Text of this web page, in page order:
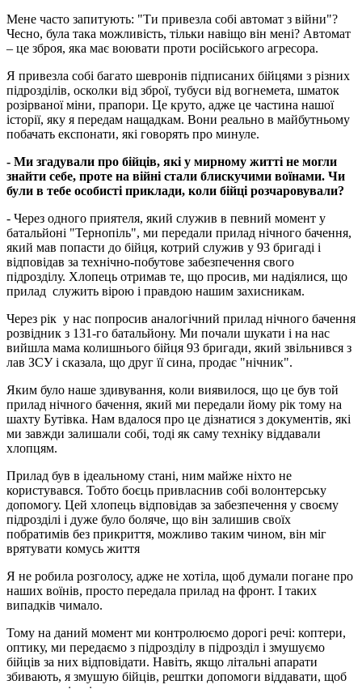
Мене часто запитують: "Ти привезла собі автомат з війни"?
Чесно, була така можливість, тільки навіщо він мені? Автомат
– це зброя, яка має воювати проти російського агресора.
Я привезла собі багато шевронів підписаних бійцями з різних
підрозділів, осколки від зброї, тубуси від вогнемета, шматок
розірваної міни, прапори. Це круто, адже це частина нашої
історії, яку я передам нащадкам. Вони реально в майбутньому
побачать експонати, які говорять про минуле.
- Ми згадували про бійців, які у мирному житті не могли
знайти себе, проте на війні стали блискучими воїнами. Чи
були в тебе особисті приклади, коли бійці розчаровували?
- Через одного приятеля, який служив в певний момент у
батальйоні "Тернопіль", ми передали прилад нічного бачення,
який мав попасти до бійця, котрий служив у 93 бригаді і
відповідав за технічно-побутове забезпечення свого
підрозділу. Хлопець отримав те, що просив, ми надіялися, що
прилад служить вірою і правдою нашим захисникам.
Через рік у нас попросив аналогічний прилад нічного бачення
розвідник з 131-го батальйону. Ми почали шукати і на нас
вийшла мама колишнього бійця 93 бригади, який звільнився з
лав ЗСУ і сказала, що друг її сина, продає "нічник".
Яким було наше здивування, коли виявилося, що це був той
прилад нічного бачення, який ми передали йому рік тому на
шахту Бутівка. Нам вдалося про це дізнатися з документів, які
ми завжди залишали собі, тоді як саму техніку віддавали
хлопцям.
Прилад був в ідеальному стані, ним майже ніхто не
користувався. Тобто боєць привласнив собі волонтерську
допомогу. Цей хлопець відповідав за забезпечення у своєму
підрозділі і дуже було боляче, що він залишив своїх
побратимів без прикриття, можливо таким чином, він міг
врятувати комусь життя
Я не робила розголосу, адже не хотіла, щоб думали погане про
наших воїнів, просто передала прилад на фронт. І таких
випадків чимало.
Тому на даний момент ми контролюємо дорогі речі: коптери,
оптику, ми передаємо з підрозділу в підрозділ і змушуємо
бійців за них відповідати. Навіть, якщо літальні апарати
збивають, я змушую бійців, рештки допомоги віддавати, щоб